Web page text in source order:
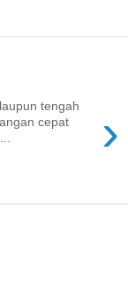
›
tengah
cepat